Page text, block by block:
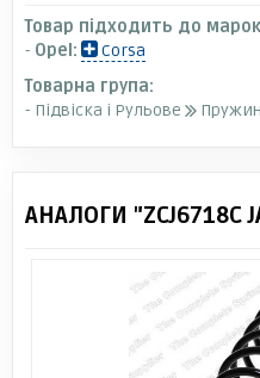
Товар підходить до
- Opel:
Corsa
Товарна група:
- Підвіска і Рульове
АНАЛОГИ "ZCJ6718C